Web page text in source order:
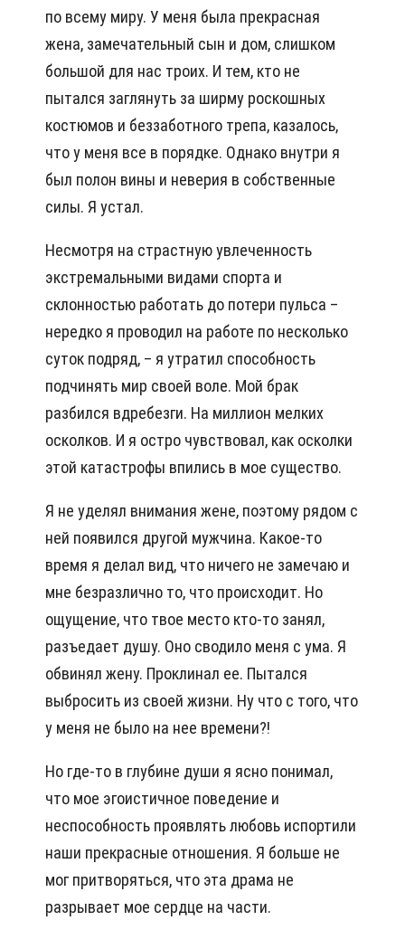
по всему миру. У меня была прекрасная
жена, замечательный сын и дом, слишком
большой для нас троих. И тем, кто не
пытался заглянуть за ширму роскошных
костюмов и беззаботного трепа, казалось,
что у меня все в порядке. Однако внутри я
был полон вины и неверия в собственные
силы. Я устал.
Несмотря на страстную увлеченность
экстремальными видами спорта и
склонностью работать до потери пульса –
нередко я проводил на работе по несколько
суток подряд, – я утратил способность
подчинять мир своей воле. Мой брак
разбился вдребезги. На миллион мелких
осколков. И я остро чувствовал, как осколки
этой катастрофы впились в мое существо.
Я не уделял внимания жене, поэтому рядом с
ней появился другой мужчина. Какое-то
время я делал вид, что ничего не замечаю и
мне безразлично то, что происходит. Но
ощущение, что твое место кто-то занял,
разъедает душу. Оно сводило меня с ума. Я
обвинял жену. Проклинал ее. Пытался
выбросить из своей жизни. Ну что с того, что
у меня не было на нее времени?!
Но где-то в глубине души я ясно понимал,
что мое эгоистичное поведение и
неспособность проявлять любовь испортили
наши прекрасные отношения. Я больше не
мог притворяться, что эта драма не
разрывает мое сердце на части.